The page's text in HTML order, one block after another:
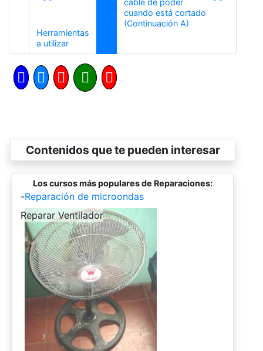
Herramientas
a utilizarAnterior
cable de poder
cuando está cortado
(Continuación A)
Contenidos que te pueden interesar
Los cursos más populares de Reparaciones:
-Reparación de microondas
-
Reparar Ventilador